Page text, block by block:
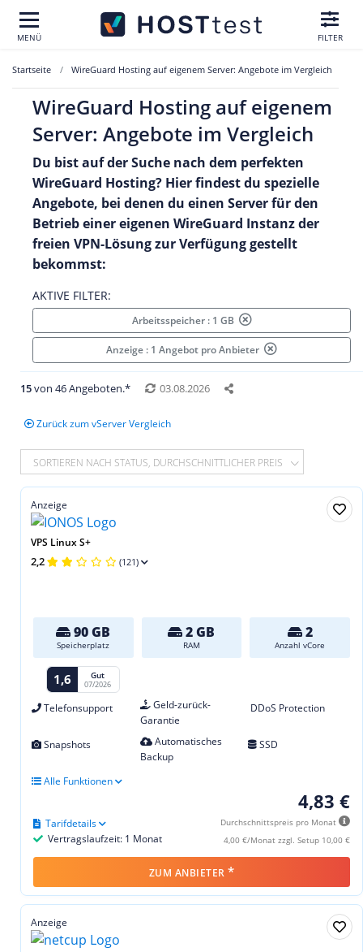
MENÜ FILTER
Startseite WireGuard Hosting auf eigenem Server: Angebote im Vergleich
WireGuard Hosting auf eigenem
Server: Angebote im Vergleich
Du bist auf der Suche nach dem perfekten
WireGuard Hosting? Hier findest du spezielle
Angebote, bei denen du einen Server für den
Betrieb einer eigenen WireGuard Instanz der
freien VPN-Lösung zur Verfügung gestellt
bekommst:
AKTIVE FILTER:
Arbeitsspeicher : 1 GB
Anzeige : 1 Angebot pro Anbieter
15von 46 Angeboten.* 03.08.2026
Zurück zum vServer Vergleich
SORTIEREN NACH STATUS, DURCHSCHNITTLICHER PREIS
Anzeige
VPS Linux S+
2,2 (121)
90 GB
Speicherplatz
2 GB
RAM
2
Anzahl vCore
1,6 Gut
07/2026
Telefonsupport
Geld-zurück-
Garantie
DDoS Protection
Snapshots
Automatisches
Backup
SSD
Alle Funktionen
4,83 €
Durchschnittspreis pro Monat
4,00 €/Monat zzgl. Setup 10,00 €
Vertragslaufzeit: 1 Monat
Tarifdetails
ZUM ANBIETER *
Anzeige